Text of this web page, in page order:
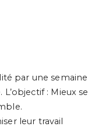
par une semaine
: Mieux se
leur travail